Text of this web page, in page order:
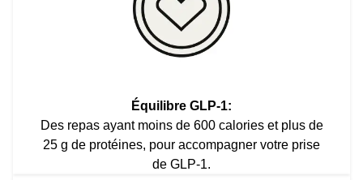
Équilibre GLP-1:
Des repas ayant moins de 600 calories et plus de
25 g de protéines, pour accompagner votre prise
de GLP-1.